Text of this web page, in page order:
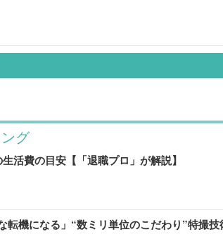
グ
活費の目安【「退職プロ」が解説】
機になる」“数ミリ単位のこだわり”特撮技